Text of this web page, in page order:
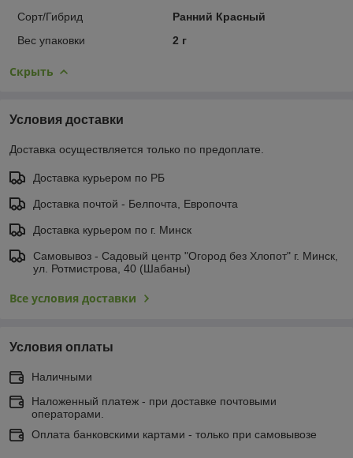
Сорт/Гибрид
Ранний Красный
Вес упаковки
2 г
Скрыть
Условия доставки
Доставка осуществляется только по предоплате.
Доставка курьером по РБ
Доставка почтой - Белпочта, Европочта
Доставка курьером по г. Минск
Самовывоз - Садовый центр "Огород без Хлопот" г. Минск,
ул. Ротмистрова, 40 (Шабаны)
Все условия доставки
Условия оплаты
Наличными
Наложенный платеж - при доставке почтовыми
операторами.
Оплата банковскими картами - только при самовывозе